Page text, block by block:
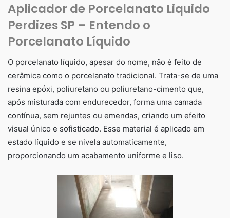
Aplicador de Porcelanato Liquido
Perdizes SP – Entendo o
Porcelanato Líquido
O porcelanato líquido, apesar do nome, não é feito de
cerâmica como o porcelanato tradicional. Trata-se de uma
resina epóxi, poliuretano ou poliuretano-cimento que,
após misturada com endurecedor, forma uma camada
contínua, sem rejuntes ou emendas, criando um efeito
visual único e sofisticado. Esse material é aplicado em
estado líquido e se nivela automaticamente,
proporcionando um acabamento uniforme e liso.